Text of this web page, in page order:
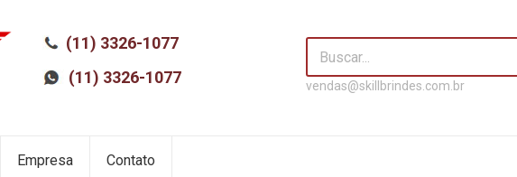
(11) 3326-1077
(11) 3326-1077
vendas@skillbrindes.com.br
Empresa Contato